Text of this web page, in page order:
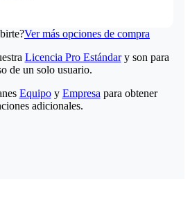
Ver más opciones de compra
Licencia Pro Estándary son para
de un solo usuario.
Equipoy Empresa para obtener
adicionales.